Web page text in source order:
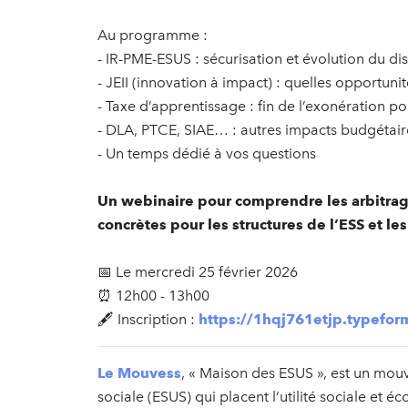
Au programme :
- IR-PME-ESUS : sécurisation et évolution du
- JEII (innovation à impact) : quelles
- Taxe d’apprentissage : fin de l’exonération
- DLA, PTCE, SIAE… : autres impacts
- Un temps dédié à vos questions
Un webinaire pour comprendre les
concrètes pour les structures de l’ESS et
📅 Le mercredi 25 février 2026
⏰ 12h00 - 13h00
🖋️ Inscription : https://
Le Mouvess, « Maison des ESUS », est un
sociale (ESUS) qui placent l’utilité sociale et